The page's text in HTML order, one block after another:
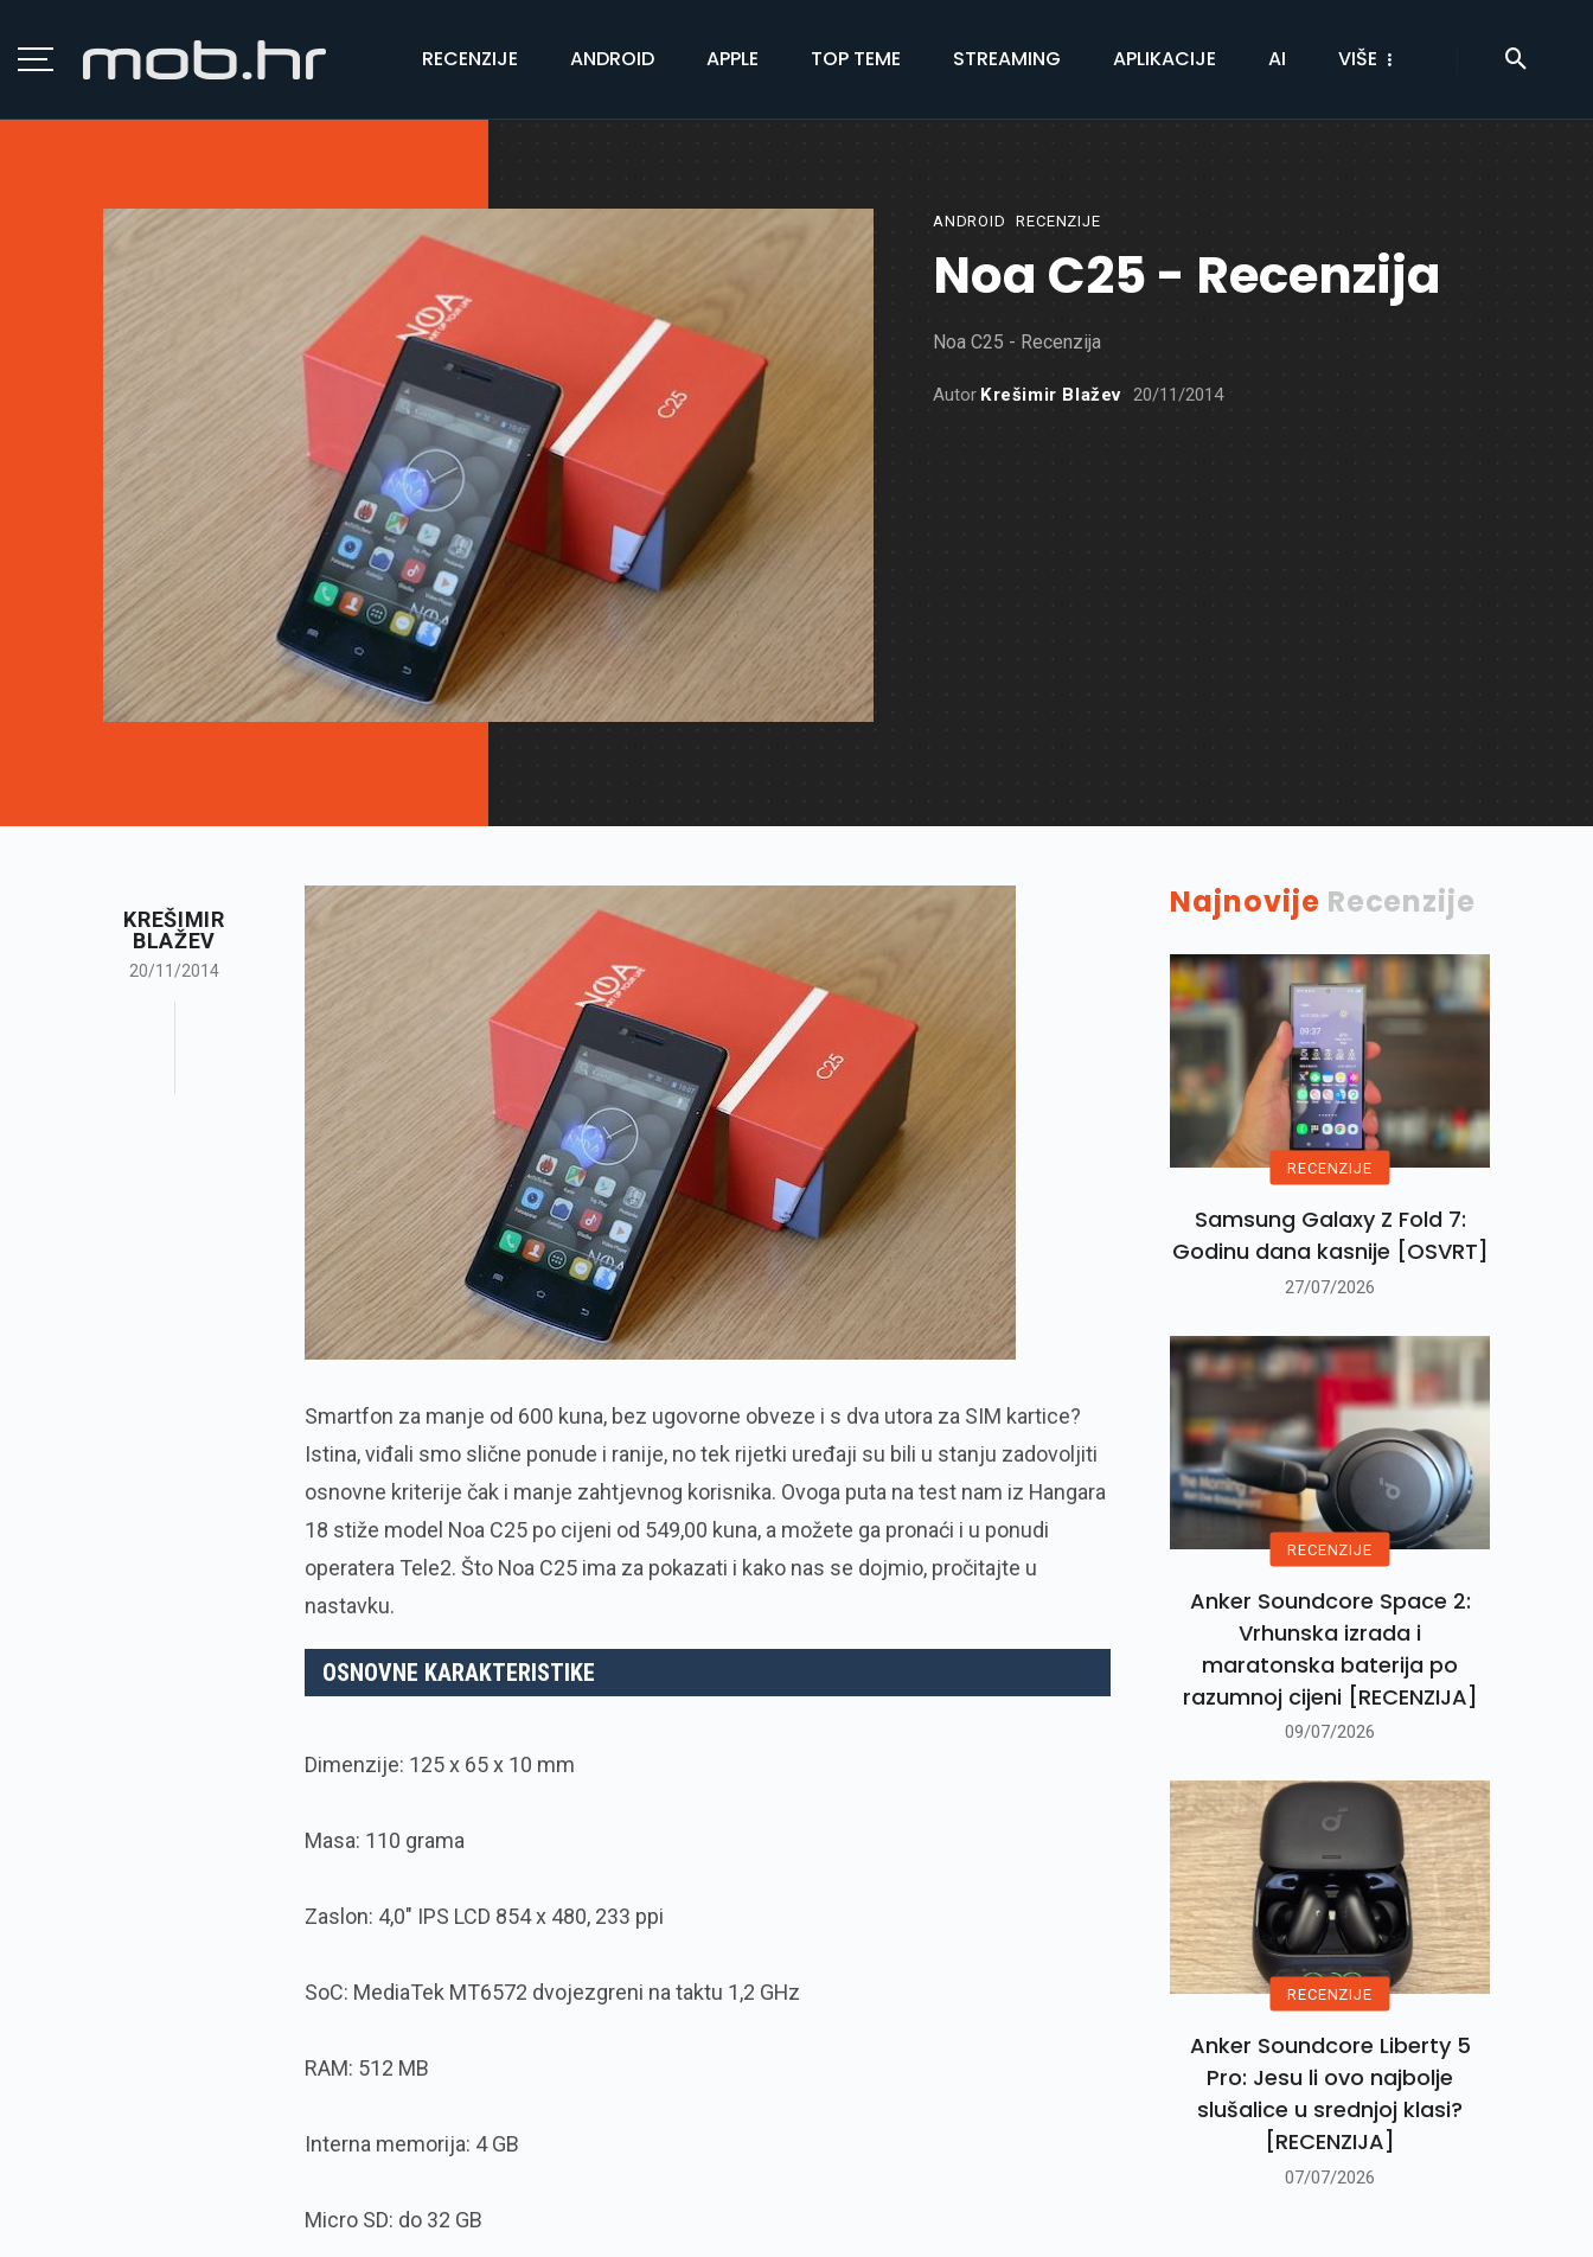
RECENZIJE ANDROID APPLE TOP TEME STREAMING APLIKACIJE AI VIŠE
ANDROID RECENZIJE
Noa C25 - Recenzija
Noa C25 - Recenzija
Autor Krešimir Blažev 20/11/2014
KREŠIMIR
BLAŽEV
20/11/2014
Smartfon za manje od 600 kuna, bez ugovorne obveze i s dva utora za SIM kartice?
Istina, viđali smo slične ponude i ranije, no tek rijetki uređaji su bili u stanju zadovoljiti
osnovne kriterije čak i manje zahtjevnog korisnika. Ovoga puta na test nam iz Hangara
18 stiže model Noa C25 po cijeni od 549,00 kuna, a možete ga pronaći i u ponudi
operatera Tele2. Što Noa C25 ima za pokazati i kako nas se dojmio, pročitajte u
nastavku.
OSNOVNE KARAKTERISTIKE
Dimenzije: 125 x 65 x 10 mm
Masa: 110 grama
Zaslon: 4,0″ IPS LCD 854 x 480, 233 ppi
SoC: MediaTek MT6572 dvojezgreni na taktu 1,2 GHz
RAM: 512 MB
Interna memorija: 4 GB
Micro SD: do 32 GB
Najnovije Recenzije
RECENZIJE
Samsung Galaxy Z Fold 7:
Godinu dana kasnije [OSVRT]
27/07/2026
RECENZIJE
Anker Soundcore Space 2:
Vrhunska izrada i
maratonska baterija po
razumnoj cijeni [RECENZIJA]
09/07/2026
RECENZIJE
Anker Soundcore Liberty 5
Pro: Jesu li ovo najbolje
slušalice u srednjoj klasi?
[RECENZIJA]
07/07/2026